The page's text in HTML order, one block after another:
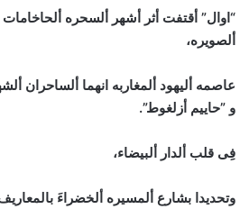
“اوال” أقتفت أثر أشهر ألسحره ألحاخامات
ألصويره،
عاصمه أليهود ألمغاربه انهما ألساحران
و ”حاييم أزلغوط”.
فِى قلب ألدار ألبيضاء،
وتحديدا بشارع ألمسيره ألخضراءَ